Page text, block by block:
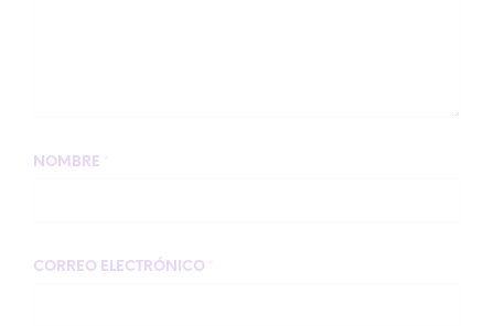
NOMBRE
CORREO ELECTRÓNICO